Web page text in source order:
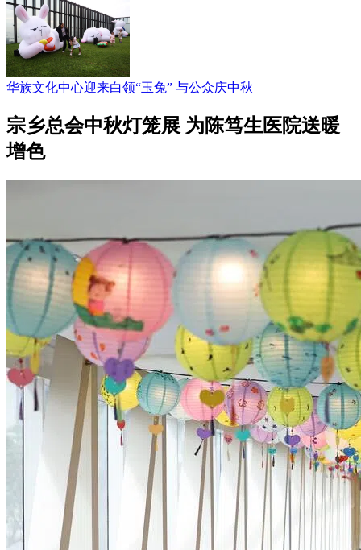
华族文化中心迎来白领“玉兔” 与公众庆中秋
宗乡总会中秋灯笼展 为陈笃生医院送暖
增色